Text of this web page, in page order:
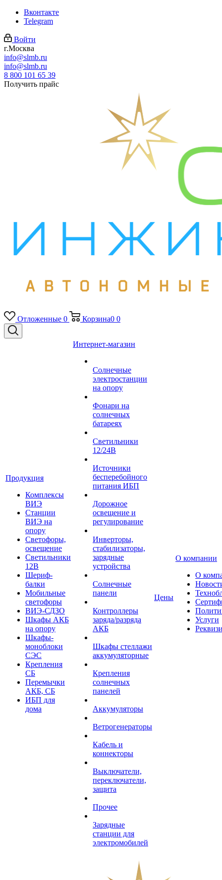
Вконтакте
Telegram
Войти
г.Москва
info@slmb.ru
info@slmb.ru
8 800 101 65 39
Получить прайс
Отложенные 0 Корзина0 0
Продукция
Комплексы
ВИЭ
Станции
ВИЭ на
опору
Светофоры,
освещение
Светильники
12В
Шериф-
балки
Мобильные
светофоры
ВИЭ-СДЗО
Шкафы АКБ
на опору
Шкафы-
моноблоки
СЭС
Крепления
СБ
Перемычки
АКБ, СБ
ИБП для
дома
Интернет-магазин
Солнечные
электростанции
на опору
Фонари на
солнечных
батареях
Светильники
12/24В
Источники
бесперебойного
питания ИБП
Дорожное
освещение и
регулирование
Инверторы,
стабилизаторы,
зарядные
устройства
Солнечные
панели
Контроллеры
заряда/разряда
АКБ
Шкафы стеллажи
аккумуляторные
Крепления
солнечных
панелей
Аккумуляторы
Ветрогенераторы
Кабель и
коннекторы
Выключатели,
переключатели,
защита
Прочее
Зарядные
станции для
электромобилей
Цены
О компании
О
Услуги